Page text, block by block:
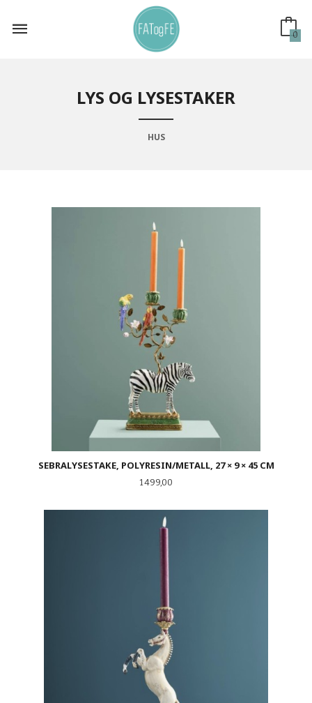
innholdet
0
LYS OG LYSESTAKER
HUS
SEBRALYSESTAKE, POLYRESIN/METALL, 27 × 9 × 45 CM
Pris
1 499,00